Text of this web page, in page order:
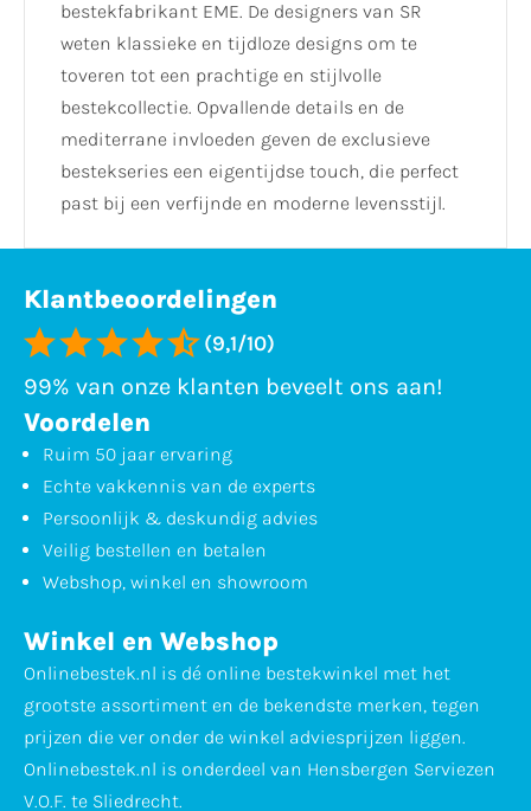
bestekfabrikant EME. De designers van SR
weten klassieke en tijdloze designs om te
toveren tot een prachtige en stijlvolle
bestekcollectie. Opvallende details en de
mediterrane invloeden geven de exclusieve
bestekseries een eigentijdse touch, die perfect
past bij een verfijnde en moderne levensstijl.
Klantbeoordelingen
(9,1/10)
99% van onze klanten beveelt ons aan!
Voordelen
Ruim 50 jaar ervaring
Echte vakkennis van de experts
Persoonlijk & deskundig advies
Veilig bestellen en betalen
Webshop, winkel en showroom
Winkel en Webshop
Onlinebestek.nl is dé online bestekwinkel met het
grootste assortiment en de bekendste merken, tegen
prijzen die ver onder de winkel adviesprijzen liggen.
Onlinebestek.nl is onderdeel van Hensbergen Serviezen
V.O.F. te Sliedrecht.